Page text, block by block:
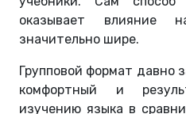
оказывает влияние
значительно шире.
Групповой формат давно
комфортный и
изучению языка в